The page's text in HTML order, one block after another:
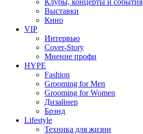
Клубы, концерты и события
Выставки
Кино
VIP
Интервью
Cover-Story
Мнение профи
HYPE
Fashion
Grooming for Men
Grooming for Women
Дизайнер
Брэнд
Lifestyle
Техника для жизни